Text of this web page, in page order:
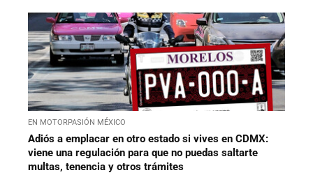
EN MOTORPASIÓN MÉXICO
Adiós a emplacar en otro estado si vives en CDMX:
viene una regulación para que no puedas saltarte
multas, tenencia y otros trámites